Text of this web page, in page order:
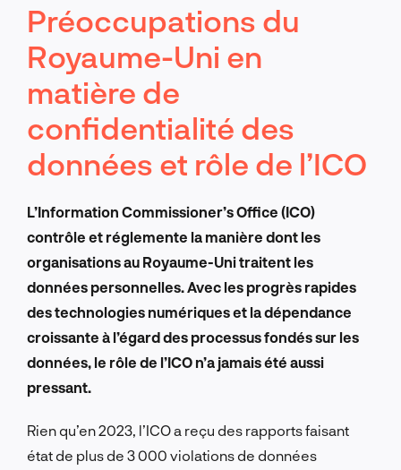
Préoccupations du
Royaume-Uni en
matière de
confidentialité des
données et rôle de l’ICO
L’Information Commissioner’s Office (ICO)
contrôle et réglemente la manière dont les
organisations au Royaume-Uni traitent les
données personnelles. Avec les progrès rapides
des technologies numériques et la dépendance
croissante à l’égard des processus fondés sur les
données, le rôle de l’ICO n’a jamais été aussi
pressant.
Rien qu’en 2023, l’ICO a reçu des rapports faisant
état de plus de 3 000 violations de données